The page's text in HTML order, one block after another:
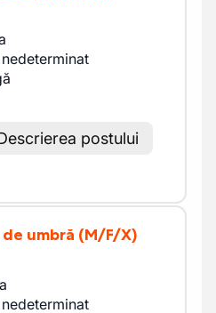
postului
umbră (M/F/X)